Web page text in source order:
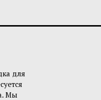
для
Мы